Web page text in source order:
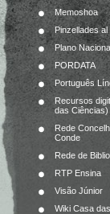
Memoshoa
Pinzellades al
Plano
PORDATA
Português
Recursos
das Ciências)
Rede
Conde
Rede de
RTP Ensina
Visão Júnior
Wiki Casa